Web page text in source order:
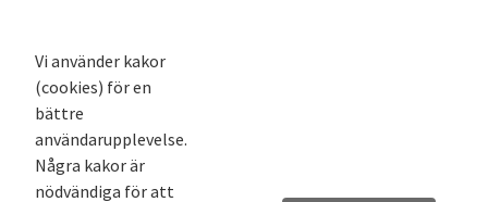
Nyhetsbrev
Andra webbplatser
Arkivsök
Fornsök
Vi använder kakor
(cookies) för en
bättre
användarupplevelse.
Några kakor är
nödvändiga för att